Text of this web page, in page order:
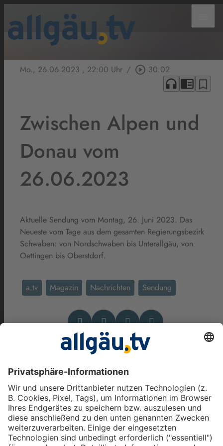
Mo., 26.06.2023 , 22:00 Uhr / play_circle_outline 30:02
headphones chrome_reader_mode bookmark_border
Zwischen Alpen und
Donau vom
26.06.2023
Aktuelle Sendung vom Montag, 26. Juni 2023. Das
Neueste vom Tage aus dem gesamten Regierungsbezirk
Schwaben: von Nordschwaben bis Unterallgäu, von
Oettingen bis Oberstdorf.
a.tv Magazin Nachrichten Sendung
Das könnte Dich auch
interessieren
allgäu.tv Nachrichten - Freitag,